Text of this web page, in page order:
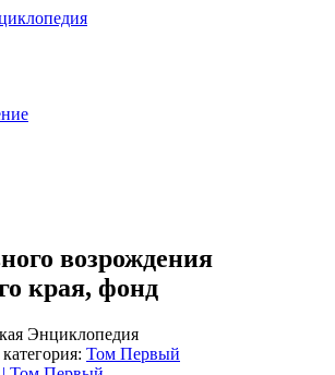
возрождения
края, фонд
Энциклопедия
Том Первый